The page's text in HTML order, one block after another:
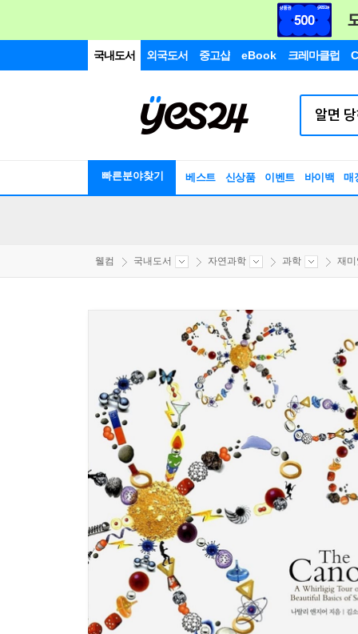
국내도서 외국도서 중고샵 eBook 크레마클럽
빠른분야찾기 베스트 신상품 이벤트 바이백 매
웰컴 국내도서 자연과학 과학 재